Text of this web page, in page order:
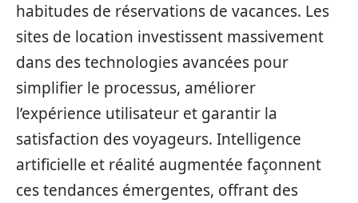
habitudes de réservations de vacances. Les
sites de location investissent massivement
dans des technologies avancées pour
simplifier le processus, améliorer
l’expérience utilisateur et garantir la
satisfaction des voyageurs. Intelligence
artificielle et réalité augmentée façonnent
ces tendances émergentes, offrant des